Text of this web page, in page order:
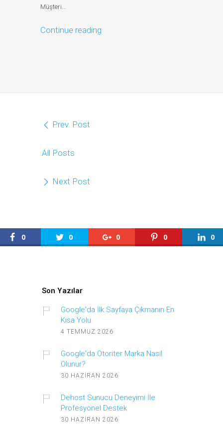
Müşteri…
Continue reading
Prev. Post
All Posts
Next Post
0 0 0 0 0
Son Yazılar
Google'da İlk Sayfaya Çıkmanın En
Kısa Yolu
4 TEMMUZ 2026
Google'da Otoriter Marka Nasıl
Olunur?
30 HAZIRAN 2026
Dehost Sunucu Deneyimi İle
Profesyonel Destek
30 HAZIRAN 2026